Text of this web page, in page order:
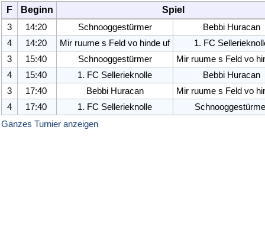
F Beginn Spiel
3 14:20 Schnooggestürmer
Bebbi Huracan
4
14:20 Mir ruume s Feld vo hinde uf 1. FC Sellerieknol
3
15:40 Schnooggestürmer
Mir ruume s Feld vo
4
15:40 1. FC Sellerieknol le
Bebbi Huracan
3
17:40 Bebbi Huracan
Mir ruume s Feld vo
4
17:40 1. FC Sellerieknol le
Ganzes Turnier anzeigen